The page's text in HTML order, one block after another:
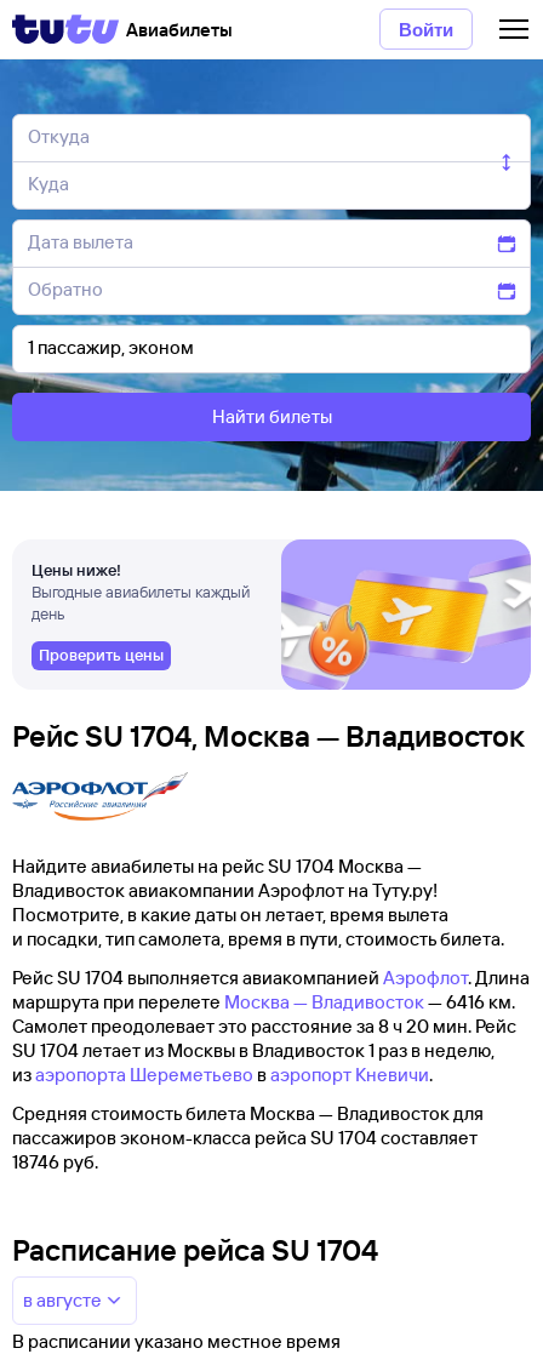
Авиабилеты Войти
Найти билеты
Цены ниже!
Выгодные авиабилеты каждый
день
Проверить цены
Рейс SU 1704, Москва — Владивосток
Найдите авиабилеты на рейс SU 1704 Москва —
Владивосток авиакомпании Аэрофлот на Туту.ру!
Посмотрите, в какие даты он летает, время вылета
и посадки, тип самолета, время в пути, стоимость билета.
Рейс SU 1704 выполняется авиакомпанией Аэрофлот. Длина
маршрута при перелете Москва — Владивосток— 6416 км.
Самолет преодолевает это расстояние за 8 ч 20 мин. Рейс
SU 1704 летает из Москвы в Владивосток 1 раз в неделю,
изаэропорта Шереметьево ваэропорт Кневичи.
Средняя стоимость билета Москва — Владивосток для
пассажиров эконом-класса рейса SU 1704 составляет
18746 руб.
Расписание рейса SU 1704
в августе
В расписании указано местное время